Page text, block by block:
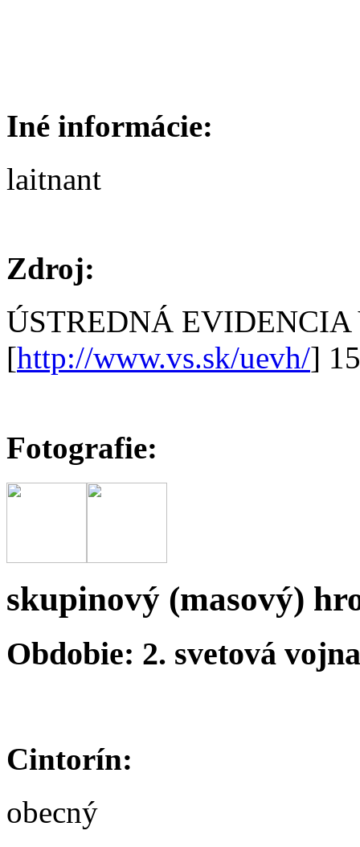
Iné informácie:
laitnant
Zdroj:
ÚSTREDNÁ
[http://www.vs.sk/uevh/]
Fotografie:
skupinový (masový)
Obdobie: 2. svetová vojna
Cintorín:
obecný